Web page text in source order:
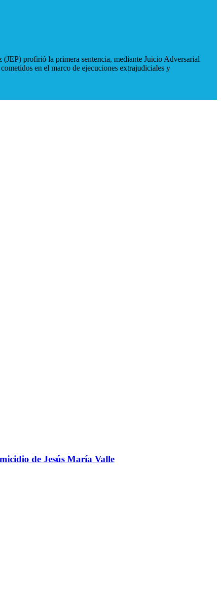
profirió la primera sentencia, mediante Juicio Adversarial
en el marco de ejecuciones extrajudiciales y
de Jesús María Valle